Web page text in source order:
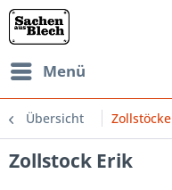
Menü
Übersicht Zollstöcke
Zollstock Erik